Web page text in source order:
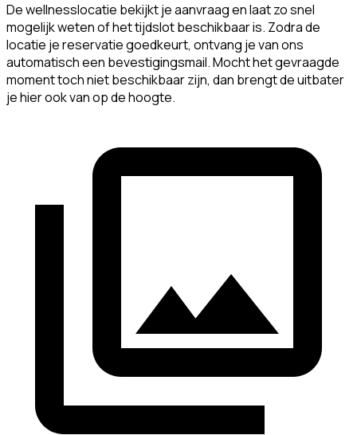
De wellnesslocatie bekijkt je aanvraag en laat zo snel
mogelijk weten of het tijdslot beschikbaar is. Zodra de
locatie je reservatie goedkeurt, ontvang je van ons
automatisch een bevestigingsmail. Mocht het gevraagde
moment toch niet beschikbaar zijn, dan brengt de uitbater
je hier ook van op de hoogte.